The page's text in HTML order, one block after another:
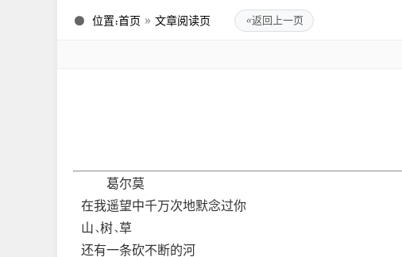
位置：首页 » 文章阅读页 «返回上一页
葛尔莫
在我遥望中千万次地默念过你
山、树、草
还有一条砍不断的河